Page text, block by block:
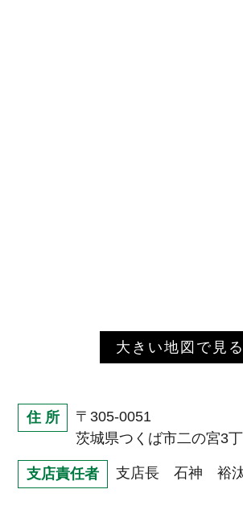
大きい地図で見る
住 所
〒305-0051
茨城県つくば市二の宮3
支店責任者 支店長 石神 裕